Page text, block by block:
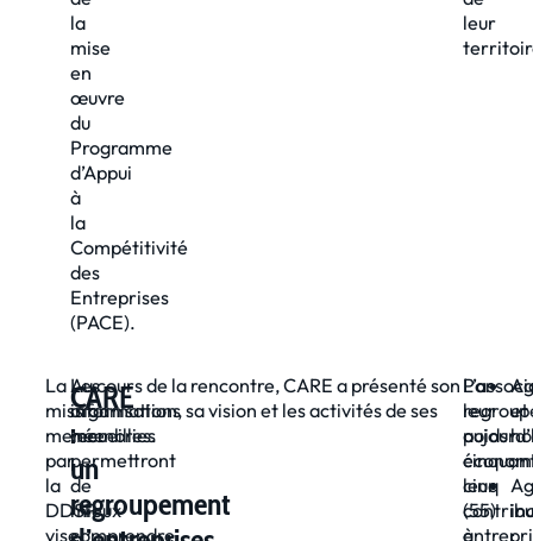
la
mise
en
œuvre
du
Programme
d’Appui
à
la
Compétitivité
des
Entreprises
(PACE).
leur
La
mission
menée
par
la
DDSP
vise
Les
informations
recueillies
permettront
de
mieux
comprendre
CARE
:
un
regroupement
Au cours de la rencontre, CARE a présenté son
organisation, sa vision et les activités de ses
membres.
cinq
(55)
et
;
;
Par
leur
poids
leur
à